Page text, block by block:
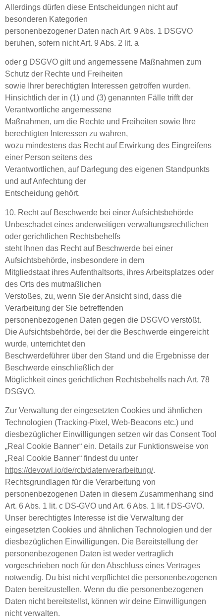
Allerdings dürfen diese Entscheidungen nicht auf
besonderen Kategorien
personenbezogener Daten nach Art. 9 Abs. 1 DSGVO
beruhen, sofern nicht Art. 9 Abs. 2 lit. a
oder g DSGVO gilt und angemessene Maßnahmen zum
Schutz der Rechte und Freiheiten
sowie Ihrer berechtigten Interessen getroffen wurden.
Hinsichtlich der in (1) und (3) genannten Fälle trifft der
Verantwortliche angemessene
Maßnahmen, um die Rechte und Freiheiten sowie Ihre
berechtigten Interessen zu wahren,
wozu mindestens das Recht auf Erwirkung des Eingreifens
einer Person seitens des
Verantwortlichen, auf Darlegung des eigenen Standpunkts
und auf Anfechtung der
Entscheidung gehört.
10. Recht auf Beschwerde bei einer Aufsichtsbehörde
Unbeschadet eines anderweitigen verwaltungsrechtlichen
oder gerichtlichen Rechtsbehelfs
steht Ihnen das Recht auf Beschwerde bei einer
Aufsichtsbehörde, insbesondere in dem
Mitgliedstaat ihres Aufenthaltsorts, ihres Arbeitsplatzes oder
des Orts des mutmaßlichen
Verstoßes, zu, wenn Sie der Ansicht sind, dass die
Verarbeitung der Sie betreffenden
personenbezogenen Daten gegen die DSGVO verstößt.
Die Aufsichtsbehörde, bei der die Beschwerde eingereicht
wurde, unterrichtet den
Beschwerdeführer über den Stand und die Ergebnisse der
Beschwerde einschließlich der
Möglichkeit eines gerichtlichen Rechtsbehelfs nach Art. 78
DSGVO.
Zur Verwaltung der eingesetzten Cookies und ähnlichen
Technologien (Tracking-Pixel, Web-Beacons etc.) und
diesbezüglicher Einwilligungen setzen wir das Consent Tool
„Real Cookie Banner“ ein. Details zur Funktionsweise von
„Real Cookie Banner“ findest du unter
https://devowl.io/de/rcb/datenverarbeitung/.
Rechtsgrundlagen für die Verarbeitung von
personenbezogenen Daten in diesem Zusammenhang sind
Art. 6 Abs. 1 lit. c DS-GVO und Art. 6 Abs. 1 lit. f DS-GVO.
Unser berechtigtes Interesse ist die Verwaltung der
eingesetzten Cookies und ähnlichen Technologien und der
diesbezüglichen Einwilligungen. Die Bereitstellung der
personenbezogenen Daten ist weder vertraglich
vorgeschrieben noch für den Abschluss eines Vertrages
notwendig. Du bist nicht verpflichtet die personenbezogenen
Daten bereitzustellen. Wenn du die personenbezogenen
Daten nicht bereitstellst, können wir deine Einwilligungen
nicht verwalten.